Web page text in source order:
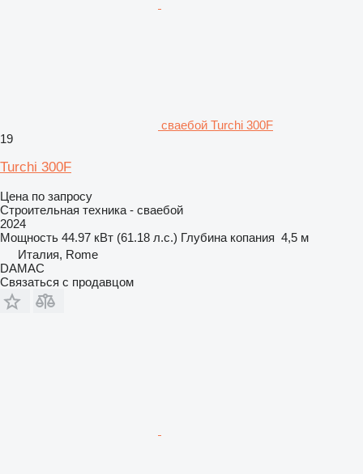
сваебой Turchi 300F
19
Turchi 300F
Цена по запросу
Строительная техника - сваебой
2024
Мощность 44.97 кВт (61.18 л.с.) Глубина копания 4,5 м
Италия, Rome
DAMAC
Связаться с продавцом